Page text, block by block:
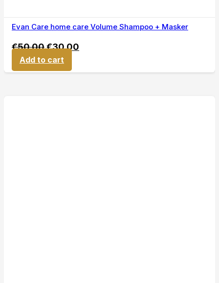
Evan Care home care Volume Shampoo + Masker
€50,00€30,00
Add to cart